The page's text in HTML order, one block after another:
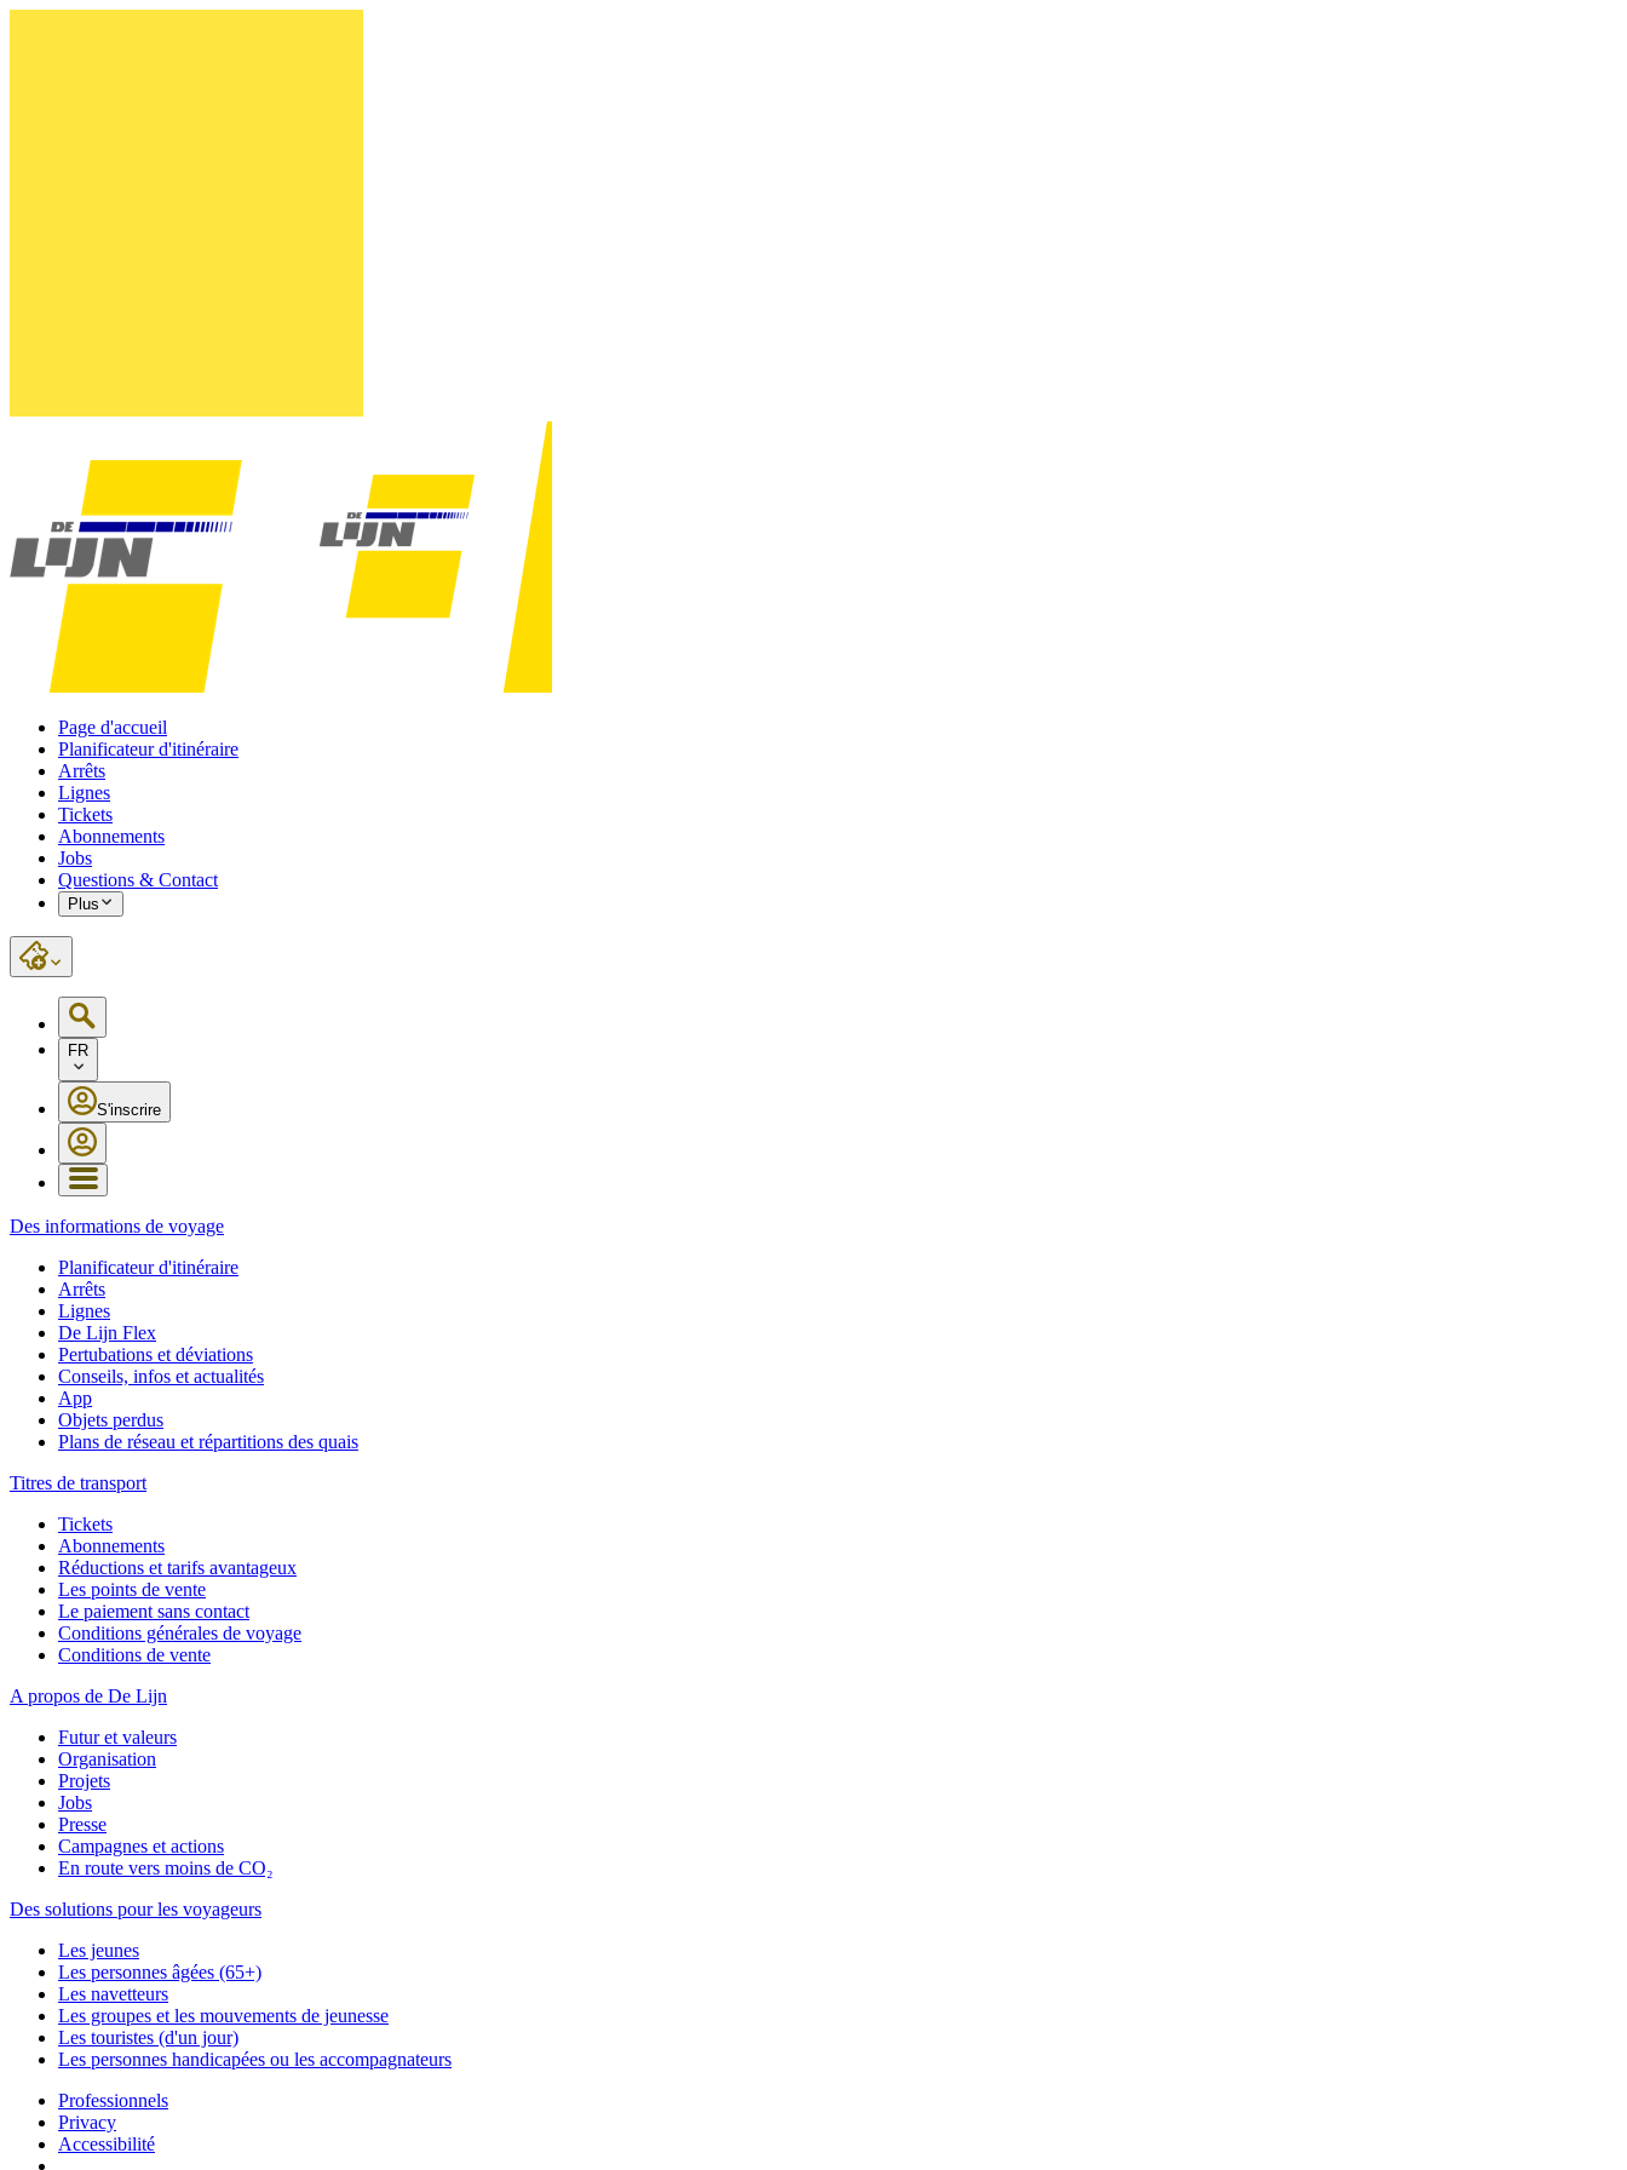
Page d'accueil
Planificateur d'itinéraire
Arrêts
Lignes
Tickets
Abonnements
Jobs
Questions & Contact
Plus
FR
S'inscrire
Des informations de voyage
Planificateur d'itinéraire
Arrêts
Lignes
De Lijn Flex
Pertubations et déviations
Conseils, infos et actualités
App
Objets perdus
Plans de réseau et répartitions des quais
Titres de transport
Tickets
Abonnements
Réductions et tarifs avantageux
Les points de vente
Le paiement sans contact
Conditions générales de voyage
Conditions de vente
A propos de De Lijn
Futur et valeurs
Organisation
Projets
Jobs
Presse
Campagnes et actions
En route vers moins de CO₂
Des solutions pour les voyageurs
Les jeunes
Les personnes âgées (65+)
Les navetteurs
Les groupes et les mouvements de jeunesse
Les touristes (d'un jour)
Les personnes handicapées ou les accompagnateurs
Professionnels
Privacy
Accessibilité